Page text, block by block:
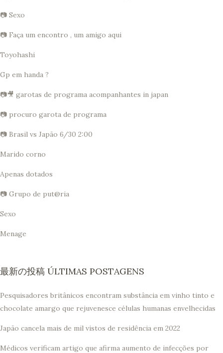
📷 Sexo
📷 Faça um encontro , um amigo aqui
Toyohashi
Gp em handa ?
📷🎥 garotas de programa acompanhantes in japan
📷 procuro garota de programa
📷 Brasil vs Japão 6/30 2:00
Marido corno
Apenas dotados
📷 Grupo de put@ria
Sexo
Menage
最新の投稿 ÚLTIMAS POSTAGENS
Pesquisadores britânicos encontram substância em vinho tinto e
chocolate amargo que rejuvenesce células humanas envelhecidas
Japão cancela mais de mil vistos de residência em 2022
Médicos verificam artigo que afirma aumento de infecções por